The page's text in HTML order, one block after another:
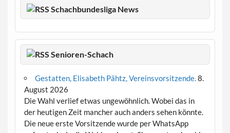
Schachbundesliga News
Senioren-Schach
Gestatten, Elisabeth Pähtz, Vereinsvorsitzende.8.
August 2026
Die Wahl verlief etwas ungewöhnlich. Wobei das in
der heutigen Zeit mancher auch anders sehen könnte.
Die neue erste Vorsitzende wurde per WhatsApp